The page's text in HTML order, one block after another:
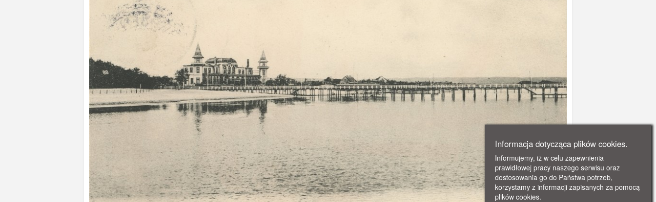
Informacja dotycząca plików cookies.
Informujemy, iż w celu zapewnienia
prawidłowej pracy naszego serwisu oraz
dostosowania go do Państwa potrzeb,
korzystamy z informacji zapisanych za pomocą
plików cookies.